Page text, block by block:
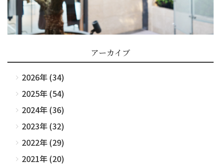
アーカイブ
2026年 (34)
2025年 (54)
2024年 (36)
2023年 (32)
2022年 (29)
2021年 (20)